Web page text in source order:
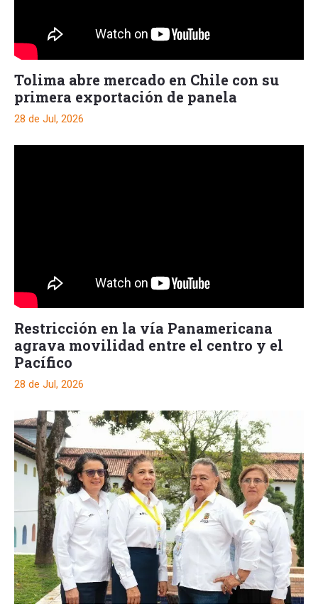
Tolima abre mercado en Chile con su
primera exportación de panela
28 de Jul, 2026
Restricción en la vía Panamericana
agrava movilidad entre el centro y el
Pacífico
28 de Jul, 2026